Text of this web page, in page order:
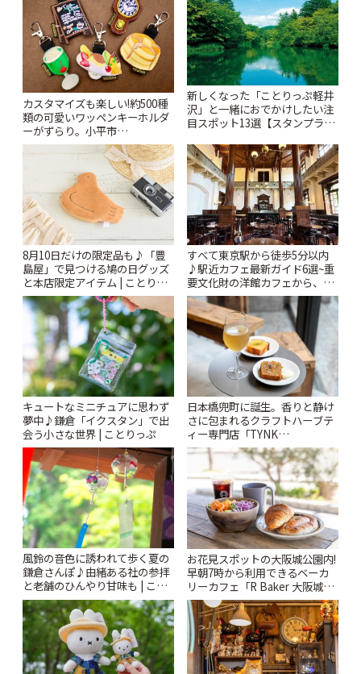
カスタマイズも楽しい!約500種
類の可愛いワッペンキーホルダ
ーがずらり。小平市
「Kimamaya T&K」 | ことりっ
新しくなった「ことりっぷ軽井
沢」と一緒におでかけしたい注
目スポット13選【スタンプラリ
8月10日だけの限定品も♪「豊
島屋」で見つける鳩の日グッズ
と本店限定アイテム | ことりっ
ぷ
すべて東京駅から徒歩5分以内
♪駅近カフェ最新ガイド6選~重
要文化財の洋館カフェから、改
札すぐのレトロ喫茶まで~ | こと
りっぷ
キュートなミニチュアに思わず
夢中♪鎌倉「イクスタン」で出
会う小さな世界 | ことりっぷ
日本橋兜町に誕生。香りと静け
さに包まれるクラフトハーブテ
ィー専門店「TYNK
Kabutocho」 | ことりっぷ
風鈴の音色に誘われて歩く夏の
鎌倉さんぽ♪由緒ある社の参拝
と老舗のひんやり甘味も | こと
りっぷ
お花見スポットの大阪城公園内!
早朝7時から利用できるベーカ
リーカフェ「R Baker 大阪城公
園店」 | ことりっぷ